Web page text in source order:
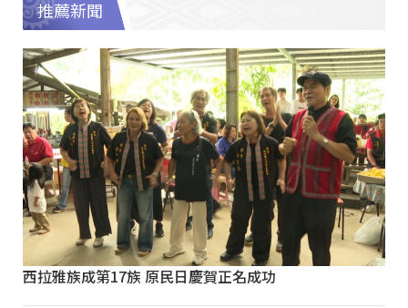
推薦新聞
西拉雅族成第17族 原民日慶賀正名成功